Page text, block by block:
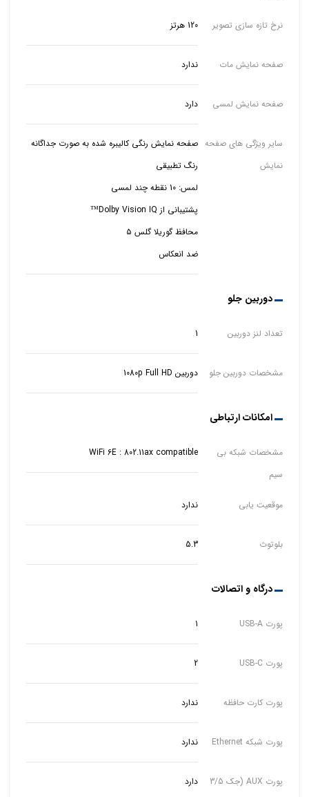
نرخ تازه سازی تصویر 120 هرتز
صفحه نمایش مات ندارد
صفحه نمایش لمسی دارد
سایر ویژگی های صفحه
نمایش
صفحه نمایش رنگی کالیبره شده به صورت جداگانه
پشتیبانی از Dolby Vision IQ™
ضد انعکاس
دوربین جلو
تعداد لنز دوربین 1
مشخصات دوربین جلو دوربین 1080p Full HD
امکانات ارتباطی
مشخصات شبکه بی
سیم
WiFi 6E : 802.11ax compatible
موقعیت یابی ندارد
بلوتوث 5.3
درگاه و اتصالات
پورت USB-A 1
پورت USB-C 2
پورت کارت حافظه ندارد
پورت شبکه Ethernet ندارد
پورت AUX (جک 3/5
دارد